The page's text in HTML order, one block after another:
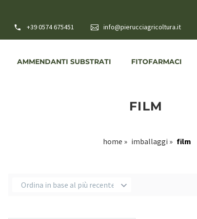
+39 0574 675451 info@pierucciagricoltura.it
AMMENDANTI SUBSTRATI FITOFARMACI
FILM
home » imballaggi » film
Ordina in base al più recente